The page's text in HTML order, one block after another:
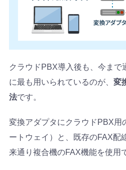
クラウドPBX導入後も、今まで
に最も用いられているのが、 変
法です。
変換アダプタにクラウドPBX用
ートウェイ）と、既存のFAX配
来通り複合機のFAX機能を使用